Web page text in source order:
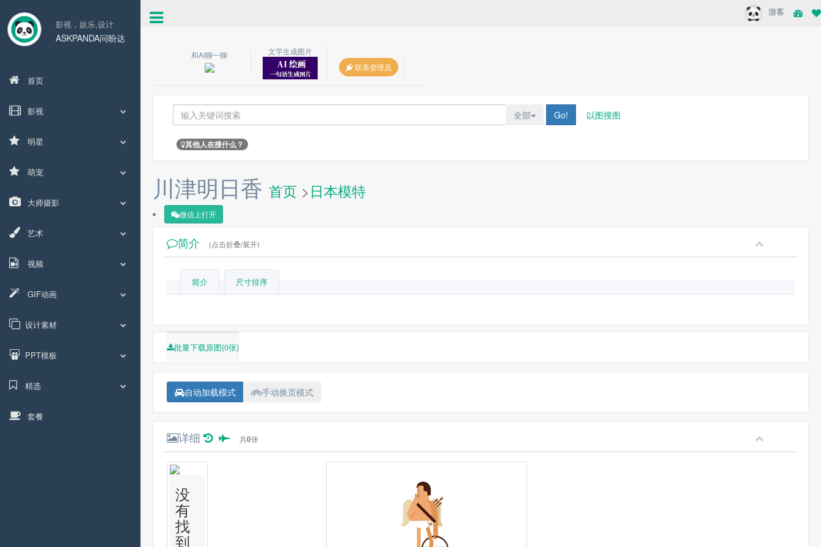
影视，娱乐,设计
ASKPANDA问盼达
首页
影视
明星
萌宠
大师摄影
艺术
视频
GIF动画
设计素材
PPT模板
精选
套餐
游客
和AI聊一聊
文字生成图片
联系管理员
全部 Go! 以图搜图
其他人在搜什么？
川津明日香 首页 >日本模特
微信上打开
简介 (点击折叠/展开)
简介 尺寸排序
批量下载原图(0张)
自动加载模式 手动换页模式
详细 共0张
没
有
找
到